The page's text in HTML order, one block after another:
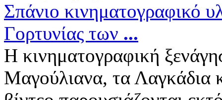
Σπάνιο κινηματογραφικό
Γορτυνίας των ...
Η κινηματογραφική
Μαγούλιανα, τα Λαγκάδια